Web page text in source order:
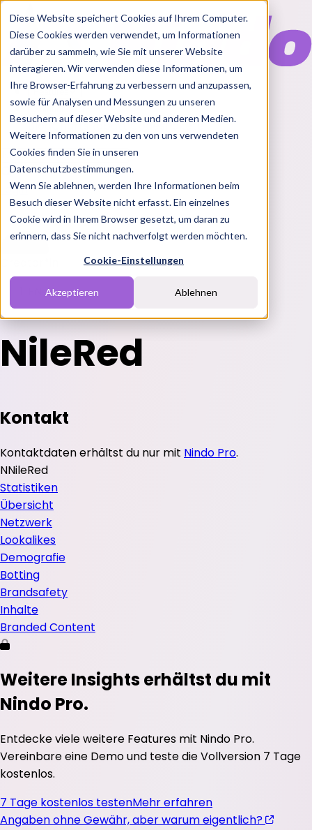
Diese Website speichert Cookies auf Ihrem Computer.
Diese Cookies werden verwendet, um Informationen
darüber zu sammeln, wie Sie mit unserer Website
interagieren. Wir verwenden diese Informationen, um
Ihre Browser-Erfahrung zu verbessern und anzupassen,
sowie für Analysen und Messungen zu unseren
Besuchern auf dieser Website und anderen Medien.
Weitere Informationen zu den von uns verwendeten
Cookies finden Sie in unseren
Datenschutzbestimmungen.
Wenn Sie ablehnen, werden Ihre Informationen beim
Besuch dieser Website nicht erfasst. Ein einzelnes
Cookie wird in Ihrem Browser gesetzt, um daran zu
erinnern, dass Sie nicht nachverfolgt werden möchten.
Cookie-Einstellungen
Akzeptieren Ablehnen
Features
Solutions
BlogChartsRabatt CodesPakete
Login
NileRed
Kontakt
Kontaktdaten erhältst du nur mit Nindo Pro.
NNileRed
Statistiken
Übersicht
Netzwerk
Lookalikes
Demografie
Botting
Brandsafety
Inhalte
Branded Content
Weitere Insights erhältst du mit
Nindo Pro.
Entdecke viele weitere Features mit Nindo Pro.
Vereinbare eine Demo und teste die Vollversion 7 Tage
kostenlos.
7 Tage kostenlos testenMehr erfahren
Angaben ohne Gewähr, aber warum eigentlich?